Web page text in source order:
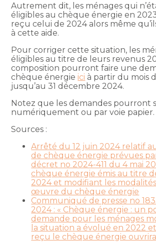
Autrement dit, les ménages qui
éligibles au chèque énergie en
reçu celui de 2024 alors même
à cette aide.
Pour corriger cette situation, les
éligibles au titre de leurs revenus
composition pourront faire une
chèque énergieici à partir du mois
jusqu’au 31 décembre 2024.
Notez que les demandes pourront
numériquement ou par voie papier.
Sources :
Arrêté du 12 juin 2024 relatif
de chèque énergie prévues
décret no 2024-411 du 4 mai
chèque énergie émis au titre
2024 et modifiant les
œuvre du chèque énergie
Communiqué de presse no
2024 : « Chèque énergie : un
demande pour les ménages
la situation a évolué en 2022
reçu le chèque énergie